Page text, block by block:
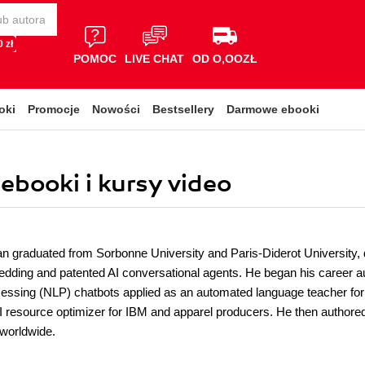
zł
POMOC LIVE CHAT OD O,OOZŁ
Promocje Nowości Bestsellery Darmowe ebooki
i kursy video
graduated from Sorbonne University and Paris-Diderot
and patented AI conversational agents. He began his career
(NLP) chatbots applied as an automated language teacher
resource optimizer for IBM and apparel producers. He then